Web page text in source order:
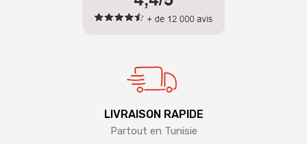
LIVRAISON RAPIDE
Partout en Tunisie